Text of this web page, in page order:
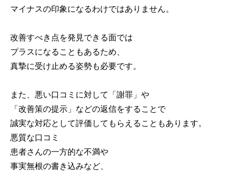
マイナスの印象になるわけではありません。
改善すべき点を発見できる面では
プラスになることもあるため、
真摯に受け止める姿勢も必要です。
また、悪い口コミに対して「謝罪」や
「改善策の提示」などの返信をすることで
誠実な対応として評価してもらえることもあります。
悪質な口コミ
患者さんの一方的な不満や
事実無根の書き込みなど、